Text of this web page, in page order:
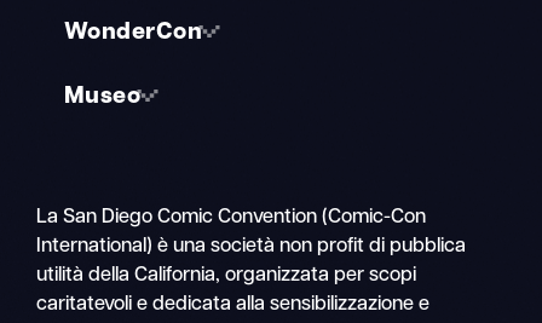
WonderCon
Museo
La San Diego Comic Convention (Comic-Con
International) è una società non profit di pubblica
utilità della California, organizzata per scopi
caritatevoli e dedicata alla sensibilizzazione e